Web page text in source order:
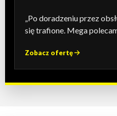
„Po doradzeniu przez
się trafione. Mega
Zobacz ofertę